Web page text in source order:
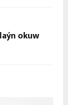
okuw